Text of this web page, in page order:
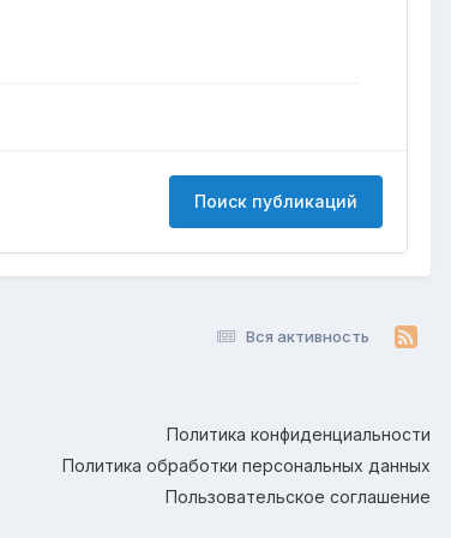
Поиск публикаций
Вся активность
Политика конфиденциальности
Политика обработки персональных данных
Пользовательское соглашение